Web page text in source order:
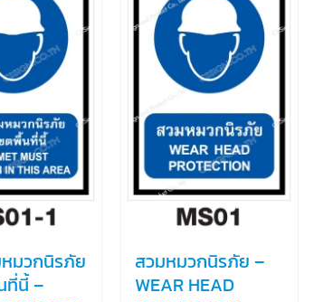
มวกนิรภัย
ที่นี้ –
สวมหมวกนิรภัย –
WEAR HEAD